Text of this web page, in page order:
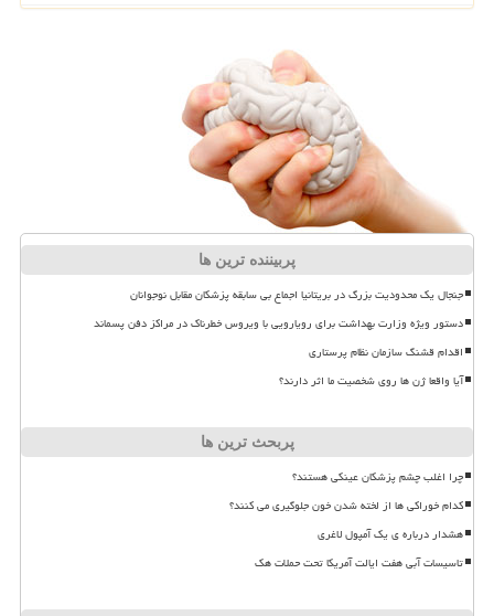
پربیننده ترین ها
جنجال یک محدودیت بزرگ در بریتانیا اجماع بی سابقه پزشکان مقابل نوجوانان
دستور ویژه وزارت بهداشت برای رویارویی با ویروس خطرناک در مراکز دفن پسماند
اقدام قشنگ سازمان نظام پرستاری
آیا واقعا ژن ها روی شخصیت ما اثر دارند؟
پربحث ترین ها
چرا اغلب چشم پزشکان عینکی هستند؟
کدام خوراکی ها از لخته شدن خون جلوگیری می کنند؟
هشدار درباره ی یک آمپول لاغری
تاسیسات آبی هفت ایالت آمریکا تحت حملات هک